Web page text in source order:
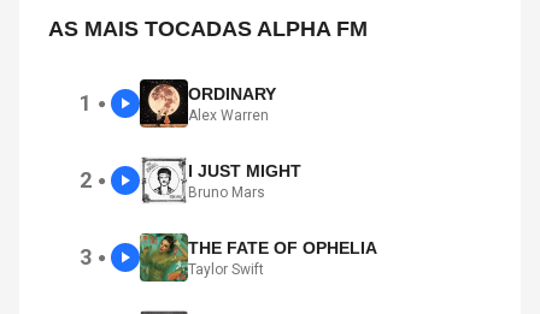
AS MAIS TOCADAS ALPHA FM
1 ● ORDINARY
Alex Warren
2 ● I JUST MIGHT
Bruno Mars
3 ● THE FATE OF OPHELIA
Taylor Swift